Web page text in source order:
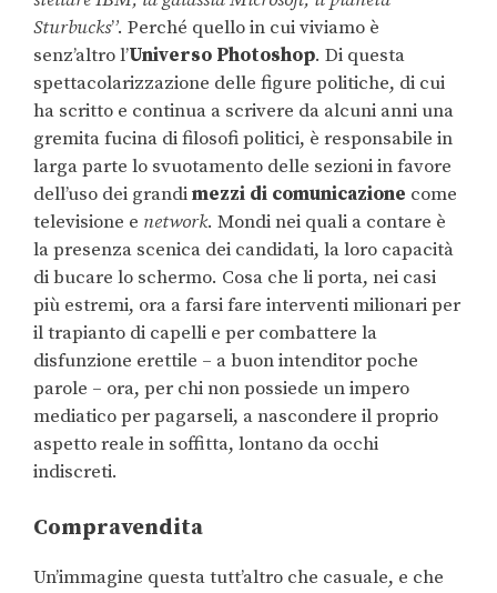
Sturbucks”. Perché quello in cui viviamo è
senz’altro l’Universo Photoshop. Di questa
spettacolarizzazione delle figure politiche, di cui
ha scritto e continua a scrivere da alcuni anni una
gremita fucina di filosofi politici, è responsabile in
larga parte lo svuotamento delle sezioni in favore
dell’uso dei grandimezzi di comunicazione come
televisione e network. Mondi nei quali a contare è
la presenza scenica dei candidati, la loro capacità
di bucare lo schermo. Cosa che li porta, nei casi
più estremi, ora a farsi fare interventi milionari per
il trapianto di capelli e per combattere la
disfunzione erettile – a buon intenditor poche
parole – ora, per chi non possiede un impero
mediatico per pagarseli, a nascondere il proprio
aspetto reale in soffitta, lontano da occhi
indiscreti.
Compravendita
Un’immagine questa tutt’altro che casuale, e che